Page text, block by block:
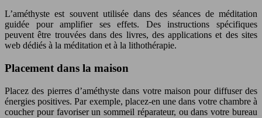
L’améthyste est souvent utilisée dans des séances de méditation
guidée pour amplifier ses effets. Des instructions spécifiques
peuvent être trouvées dans des livres, des applications et des sites
web dédiés à la méditation et à la lithothérapie.
Placement dans la maison
Placez des pierres d’améthyste dans votre maison pour diffuser des
énergies positives. Par exemple, placez-en une dans votre chambre à
coucher pour favoriser un sommeil réparateur, ou dans votre bureau